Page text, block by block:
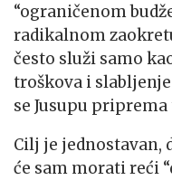
“ograničenom
radikalnom
često služi samo
troškova i
se Jusupu
Cilj je jednostavan,
će sam morati reći